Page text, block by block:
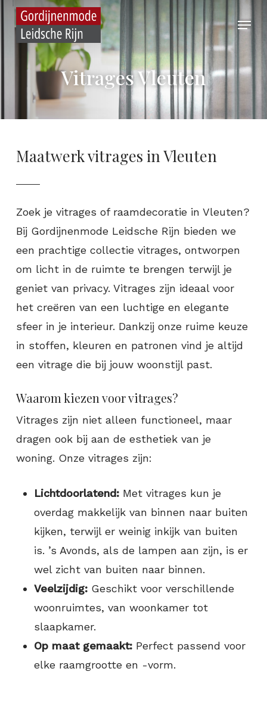
Skip
main
content
Menu
Vitrages Vleuten
Maatwerk vitrages in Vleuten
Zoek je vitrages of raamdecoratie in Vleuten?
Bij Gordijnenmode Leidsche Rijn bieden we
een prachtige collectie vitrages, ontworpen
om licht in de ruimte te brengen terwijl je
geniet van privacy. Vitrages zijn ideaal voor
het creëren van een luchtige en elegante
sfeer in je interieur. Dankzij onze ruime keuze
in stoffen, kleuren en patronen vind je altijd
een vitrage die bij jouw woonstijl past.
Waarom kiezen voor vitrages?
Vitrages zijn niet alleen functioneel, maar
dragen ook bij aan de esthetiek van je
woning. Onze vitrages zijn:
Lichtdoorlatend:Met vitrages kun je
overdag makkelijk van binnen naar buiten
kijken, terwijl er weinig inkijk van buiten
is. ’s Avonds, als de lampen aan zijn, is er
wel zicht van buiten naar binnen.
Veelzijdig:Geschikt voor verschillende
woonruimtes, van woonkamer tot
slaapkamer.
Op maat gemaakt:Perfect passend voor
elke raamgrootte en -vorm.